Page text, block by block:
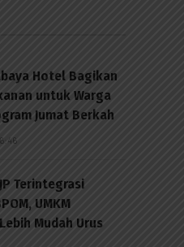
Hotel Bagikan
untuk Warga
Jumat Berkah
Terintegrasi
UMKM
Mudah Urus